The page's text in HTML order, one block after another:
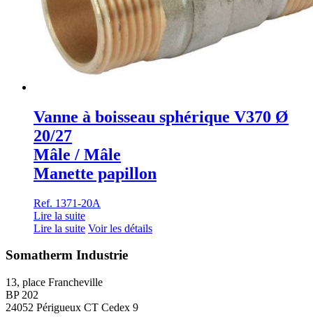
Vanne à boisseau sphérique V370 Ø
20/27
Mâle / Mâle
Manette papillon
Ref. 1371-20A
Lire la suite
Lire la suite Voir les détails
Somatherm Industrie
13, place Francheville
BP 202
24052 Périgueux CT Cedex 9